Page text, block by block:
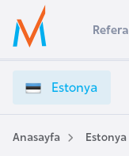
Ülke Seçimi
Başvuru yapmak
Üye
Girişi
s
o
n
Estonya
Anasayfa Estonya
s
t
r
a